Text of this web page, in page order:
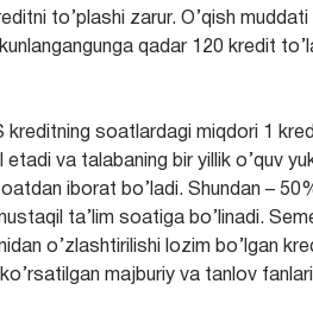
to’plashi zarur. O’qish muddati
qadar 120 kredit
kreditning soatlardagi miqdori 1
va talabaning bir yillik o’quv
iborat bo’ladi. Shundan –
ta’lim soatiga bo’linadi.
o’zlashtirilishi lozim bo’lgan
majburiy va tanlov